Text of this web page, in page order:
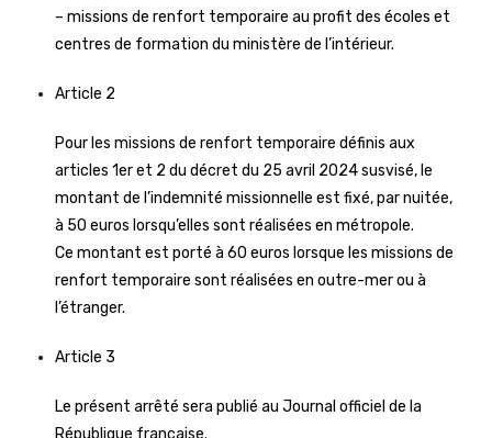
– missions de renfort temporaire au profit des écoles et
centres de formation du ministère de l’intérieur.
Article 2
Pour les missions de renfort temporaire définis aux
articles 1er et 2 du décret du 25 avril 2024 susvisé, le
montant de l’indemnité missionnelle est fixé, par nuitée,
à 50 euros lorsqu’elles sont réalisées en métropole.
Ce montant est porté à 60 euros lorsque les missions de
renfort temporaire sont réalisées en outre-mer ou à
l’étranger.
Article 3
Le présent arrêté sera publié au Journal officiel de la
République française.